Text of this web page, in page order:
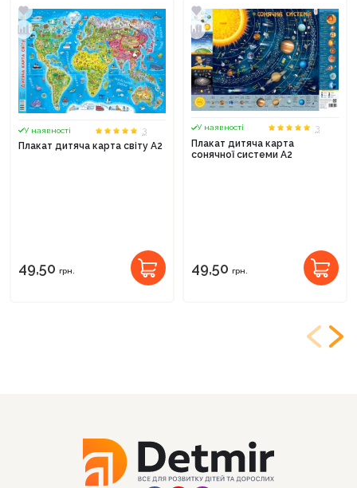
У наявності
3
Плакат дитяча карта світу А2
49,50 грн.
У наявності
3
Плакат дитяча карта
сонячної системи А2
49,50 грн.